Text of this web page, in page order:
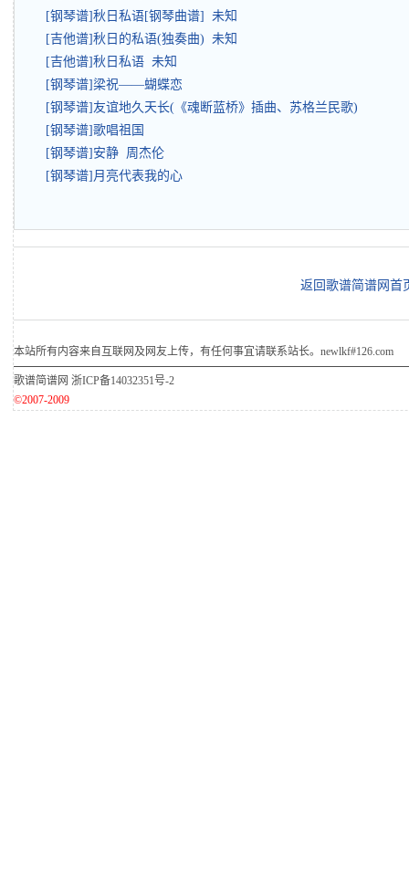
[钢琴谱]秋日私语[钢琴曲谱] 未知
[吉他谱]秋日的私语(独奏曲) 未知
[吉他谱]秋日私语 未知
[钢琴谱]梁祝——蝴蝶恋
[钢琴谱]友谊地久天长(《魂断蓝桥》插曲、苏格兰民歌)
[钢琴谱]歌唱祖国
[钢琴谱]安静 周杰伦
[钢琴谱]月亮代表我的心
返回歌谱简谱网首
本站所有内容来自互联网及网友上传，有任何事宜请联系站长。newlkf#126.com
歌谱简谱网 浙ICP备14032351号-2
©2007-2009